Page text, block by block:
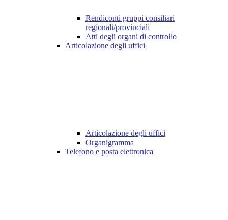
Rendiconti gruppi consiliari
regionali/provinciali
Atti degli organi di controllo
Articolazione degli uffici
Articolazione degli uffici
Organigramma
Telefono e posta elettronica